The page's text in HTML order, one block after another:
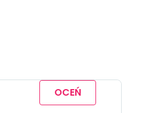
OCEŃ